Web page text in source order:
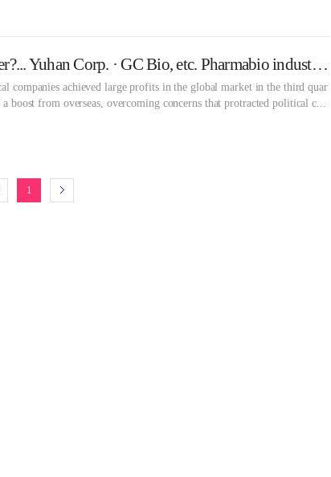
Overseas is the answer?... Yuhan Corp. · GC Bio, etc. Pharmabio industry, Q3 profits soar on 'global' ride
companies achieved large profits in the global market in the third quar
boost from overseas, overcoming concerns that protracted political c...
1